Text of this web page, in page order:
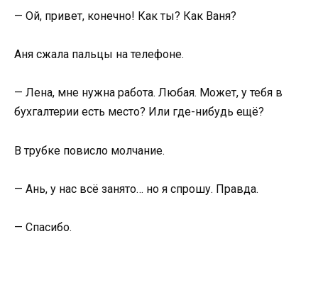
— Ой, привет, конечно! Как ты? Как Ваня?
Аня сжала пальцы на телефоне.
— Лена, мне нужна работа. Любая. Может, у тебя в
бухгалтерии есть место? Или где-нибудь ещё?
В трубке повисло молчание.
— Ань, у нас всё занято… но я спрошу. Правда.
— Спасибо.